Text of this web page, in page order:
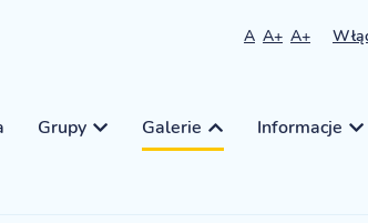
A A+ A+
Grupy Galerie Informacje